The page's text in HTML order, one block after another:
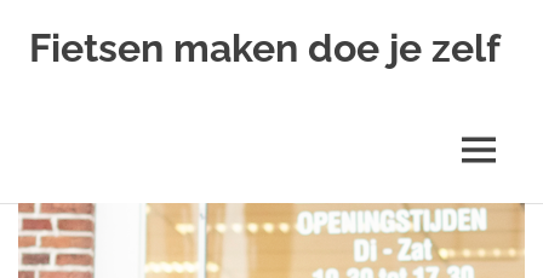
Fietsen maken doe je zelf
MENU